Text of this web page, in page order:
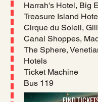
​Harrah's Hotel, Big
Treasure Island
Cirque du Soleil,
Canal Shoppes,
The Sphere,
Hotels
Ticket Machine
Bus 119